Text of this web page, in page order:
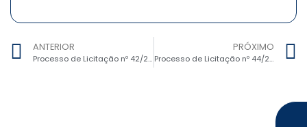
ANTERIOR
Processo de Licitação nº 42/2023, Dispensa de Licitação nº 29/2023 – Aquisição de medicamentos
PRÓXIMO
Processo de Licitação nº 44/2023, Dispensa de Licitação nº 31/2023 – Aquisição de Medicamentos